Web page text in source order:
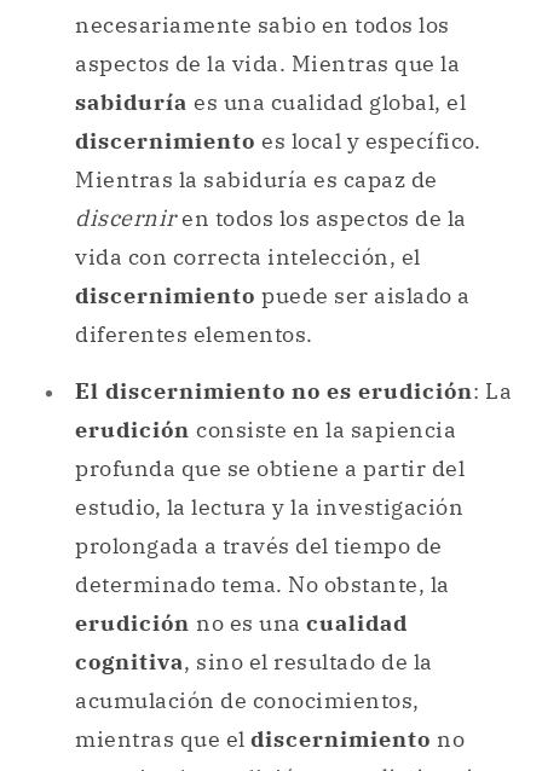
necesariamente sabio en todos los
aspectos de la vida. Mientras que la
sabiduría es una cualidad global, el
discernimiento es local y específico.
Mientras la sabiduría es capaz de
discerniren todos los aspectos de la
vida con correcta intelección, el
discernimiento puede ser aislado a
diferentes elementos.
El discernimiento no es erudición: La
erudición consiste en la sapiencia
profunda que se obtiene a partir del
estudio, la lectura y la investigación
prolongada a través del tiempo de
determinado tema. No obstante, la
erudición no es una cualidad
cognitiva, sino el resultado de la
acumulación de conocimientos,
mientras que el discernimiento no